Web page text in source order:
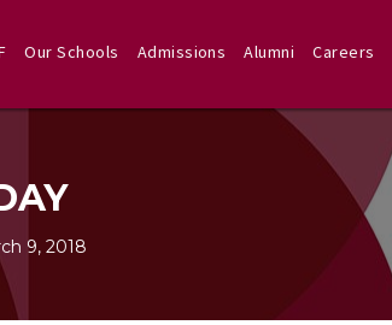
Our Schools Admissions Alumni Careers
9, 2018